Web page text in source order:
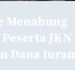
Menabung
JKN
Dana Iuran